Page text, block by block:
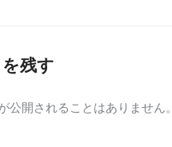
残す
公開されることはありません。